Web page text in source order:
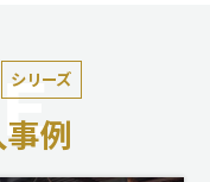
シリーズ
例